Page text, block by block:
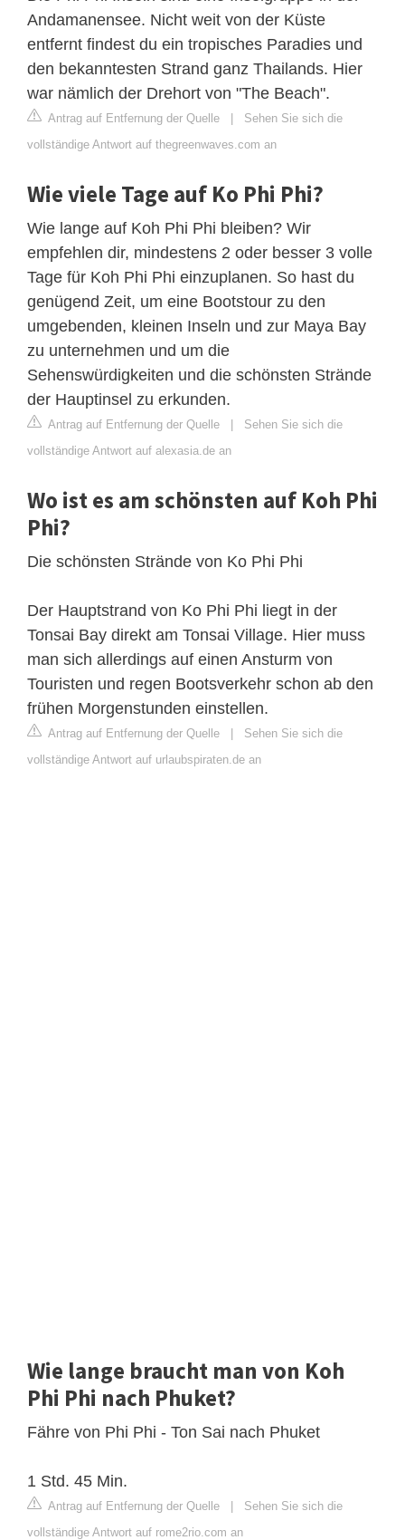
Andamanensee. Nicht weit von der Küste
entfernt findest du ein tropisches Paradies und
den bekanntesten Strand ganz Thailands. Hier
war nämlich der Drehort von "The Beach".
Antrag auf Entfernung der Quelle | Sehen Sie sich die
vollständige Antwort auf thegreenwaves.com an
Wie viele Tage auf Ko Phi Phi?
Wie lange auf Koh Phi Phi bleiben? Wir
empfehlen dir, mindestens 2 oder besser 3 volle
Tage für Koh Phi Phi einzuplanen. So hast du
genügend Zeit, um eine Bootstour zu den
umgebenden, kleinen Inseln und zur Maya Bay
zu unternehmen und um die
Sehenswürdigkeiten und die schönsten Strände
der Hauptinsel zu erkunden.
Antrag auf Entfernung der Quelle | Sehen Sie sich die
vollständige Antwort auf alexasia.de an
Wo ist es am schönsten auf Koh Phi
Phi?
Die schönsten Strände von Ko Phi Phi
Der Hauptstrand von Ko Phi Phi liegt in der
Tonsai Bay direkt am Tonsai Village. Hier muss
man sich allerdings auf einen Ansturm von
Touristen und regen Bootsverkehr schon ab den
frühen Morgenstunden einstellen.
Antrag auf Entfernung der Quelle | Sehen Sie sich die
vollständige Antwort auf urlaubspiraten.de an
Wie lange braucht man von Koh
Phi Phi nach Phuket?
Fähre von Phi Phi - Ton Sai nach Phuket
1 Std. 45 Min.
Antrag auf Entfernung der Quelle | Sehen Sie sich die
vollständige Antwort auf rome2rio.com an